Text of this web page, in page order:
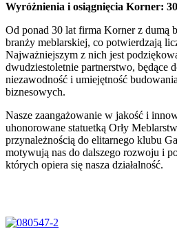
Wyróżnienia i osiągnięcia Korner:
Od ponad 30 lat firma Korner z dumą
branży meblarskiej, co potwierdzają
Najważniejszym z nich jest
dwudziestoletnie partnerstwo, będące
niezawodność i umiejętność
biznesowych.
Nasze zaangażowanie w jakość i
uhonorowane statuetką Orły
przynależnością do elitarnego klubu
motywują nas do dalszego rozwoju i
których opiera się nasza działalność.